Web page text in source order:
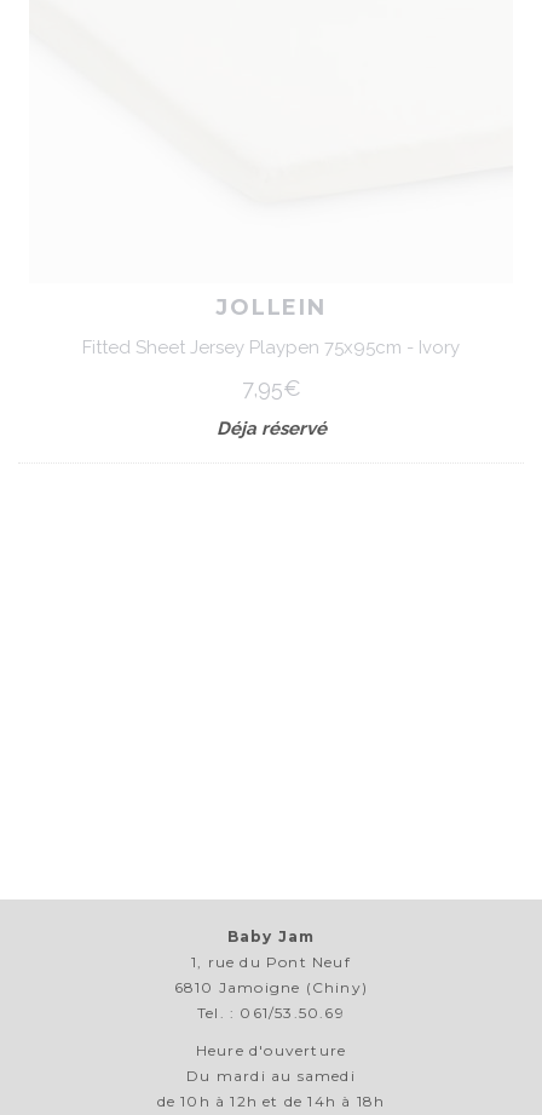
JOLLEIN
Fitted Sheet Jersey Playpen 75x95cm - Ivory
7,95€
Déja réservé
Baby Jam
1, rue du Pont Neuf
6810 Jamoigne (Chiny)
Tel. : 061/53.50.69
Heure d'ouverture
Du mardi au samedi
de 10h à 12h et de 14h à 18h